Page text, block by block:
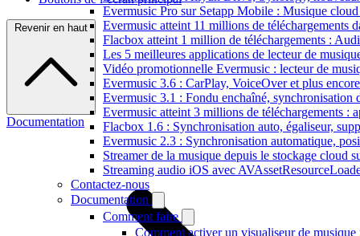
Evermusic Pro sur Setapp Mobile : Musique
Evermusic atteint 11 millions de téléchargements
Flacbox atteint 1 million de téléchargements :
Les 5 meilleures applications de lecteur de
Vidéo promotionnelle Evermusic : lecteur de
Evermusic 3.6 : CarPlay, VoiceOver et plus encore
Evermusic 3.1 : Fondu enchaîné, synchronisation
Evermusic atteint 3 millions de téléchargements :
Flacbox 1.6 : Synchronisation auto, égaliseur,
Evermusic 2.3 : Synchronisation automatique,
Streamer de la musique depuis le stockage cloud
Streaming audio iOS avec
Contactez-nous
Documentation
Comment faire
Comment activer un visualiseur de
Revenir en haut
Documentation